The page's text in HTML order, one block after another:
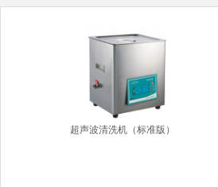
超声波清洗机（标准版）